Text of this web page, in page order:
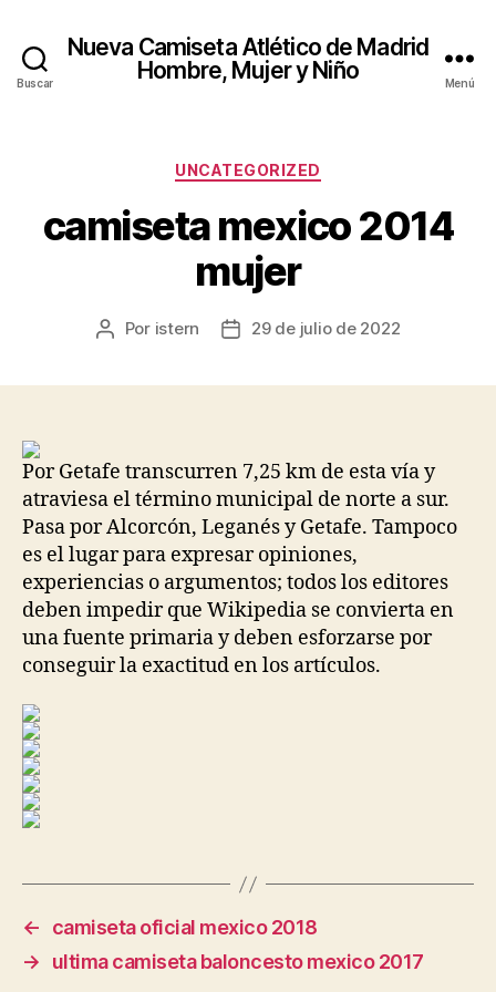
Buscar
Nueva Camiseta Atlético de Madrid
Hombre, Mujer y Niño
Menú
Categorías
UNCATEGORIZED
camiseta mexico 2014
mujer
Autor
Por istern
Fecha29 de julio de 2022
Por Getafe transcurren 7,25 km de esta vía y
atraviesa el término municipal de norte a sur.
Pasa por Alcorcón, Leganés y Getafe. Tampoco
es el lugar para expresar opiniones,
experiencias o argumentos; todos los editores
deben impedir que Wikipedia se convierta en
una fuente primaria y deben esforzarse por
conseguir la exactitud en los artículos.
←
camiseta oficial mexico 2018
→
ultima camiseta baloncesto mexico 2017